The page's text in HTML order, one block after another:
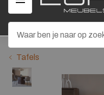
Tafels